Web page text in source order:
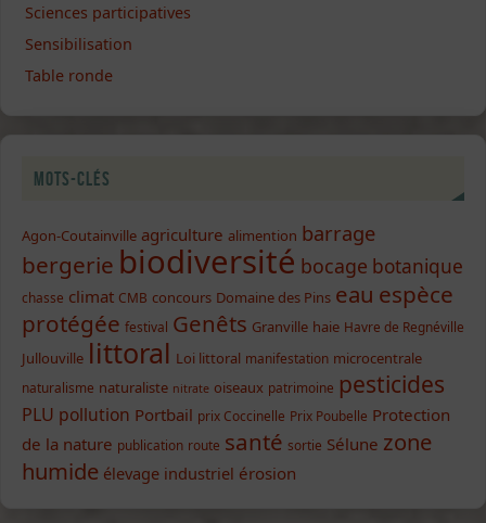
Sciences participatives
Sensibilisation
Table ronde
Mots-clés
Agon-Coutainville agriculture alimention barrage
bergerie biodiversité bocage botanique
chasse climat CMB concours Domaine des Pins eau espèce
protégée festival Genêts Granville haie Havre de Regnéville
Jullouville littoral Loi littoral manifestation microcentrale
naturalisme naturaliste nitrate oiseaux patrimoine pesticides
PLU pollution Portbail prix Coccinelle Prix Poubelle Protection
de la nature publication route santé sortie Sélune zone
humide élevage industriel érosion